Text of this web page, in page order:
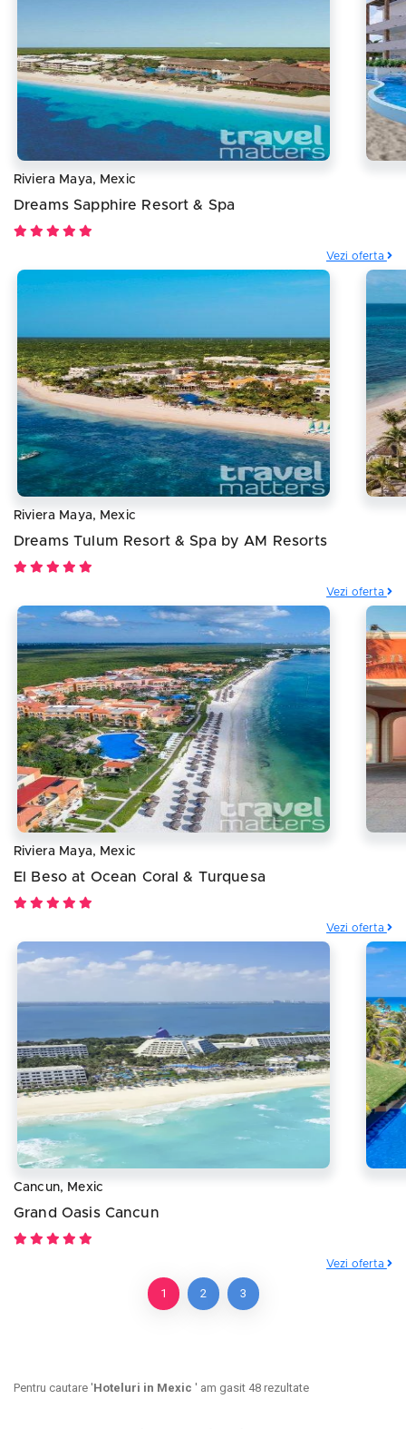
Riviera Maya, Mexic
Dreams Sapphire Resort & Spa
Vezi oferta
Riviera Maya, Mexic
Dreams Tulum Resort & Spa by AM Resorts
Vezi oferta
Riviera Maya, Mexic
El Beso at Ocean Coral & Turquesa
Vezi oferta
Cancun, Mexic
Grand Oasis Cancun
Vezi oferta
1 2 3
Pentru cautare 'Hoteluri in Mexic ' am gasit 48 rezultate